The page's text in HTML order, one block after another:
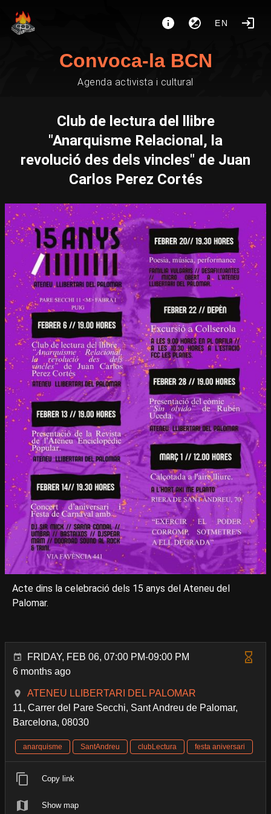
EN
Convoca-la BCN
Agenda activista i cultural
Club de lectura del llibre
"Anarquisme Relacional, la
revolució des dels vincles" de Juan
Carlos Perez Cortés
Acte dins la celebració dels 15 anys del Ateneu del
Palomar.
FRIDAY, FEB 06, 07:00 PM-09:00 PM
6 months ago
ATENEU LLIBERTARI DEL PALOMAR
11, Carrer del Pare Secchi, Sant Andreu de Palomar,
Barcelona, 08030
anarquisme SantAndreu clubLectura festa aniversari
Copy link
Show map